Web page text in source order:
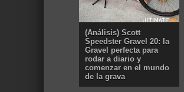
(Análisis) Scott
Speedster Gravel 20: la
Gravel perfecta para
rodar a diario y
comenzar en el mundo
de la grava